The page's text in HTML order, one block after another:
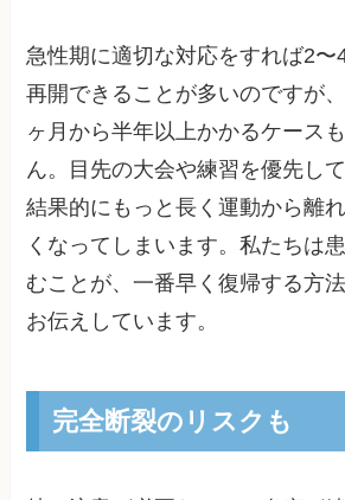
急性期に適切な対応をすれば2〜
再開できることが多いのですが
ヶ月から半年以上かかるケース
ん。目先の大会や練習を優先し
結果的にもっと長く運動から離
くなってしまいます。私たちは
むことが、一番早く復帰する方
お伝えしています。
完全断裂のリスクも